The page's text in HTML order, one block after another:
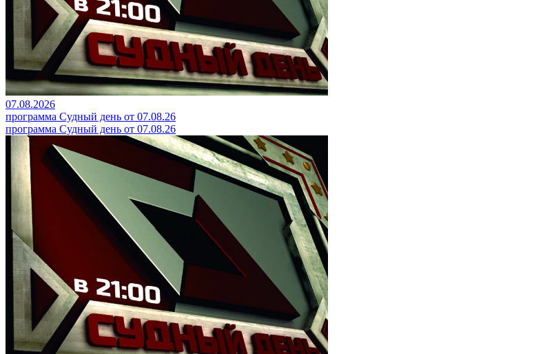
07.08.2026
программа Судный день от 07.08.26
программа Судный день от 07.08.26